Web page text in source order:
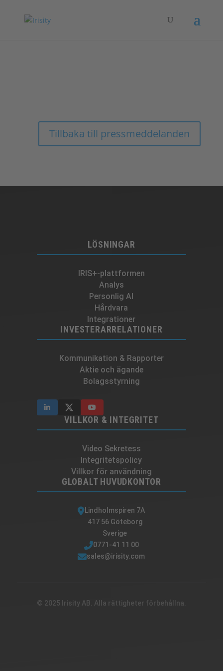
Tillbaka till pressmeddelanden
LÖSNINGAR
IRIS+-plattformen
Analys
Personlig AI
Hårdvara
Integrationer
INVESTERARRELATIONER
Kommunikation & Rapporter
Aktie och ägande
Bolagsstyrning
VILLKOR & INTEGRITET
Video Sekretess
Integritetspolicy
Villkor för användning
GLOBALT HUVUDKONTOR
Lindholmspiren 7A
417 56 Göteborg
Sverige
0771-41 11 00
sales@irisity.com
© 2025 Irisity AB. Alla rättigheter förbehållna.